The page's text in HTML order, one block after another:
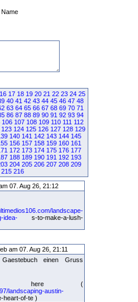
Name
16 17 18 19 20 21 22 23 24 25
40 41 42 43 44 45 46 47 48
63 64 65 66 67 68 69 70 71
86 87 88 89 90 91 92 93 94
106 107 108 109 110 111 112
123 124 125 126 127 128 129
140 141 142 143 144 145
156 157 158 159 160 161
172 173 174 175 176 177
188 189 190 191 192 193
204 205 206 207 208 209
215 216
07. Aug 26, 21:12
landscape-
idea- s-to-make-a-lush-
am 07. Aug 26, 21:11
einen Gruss
here (
landscaping-austin-
heart-of-te )